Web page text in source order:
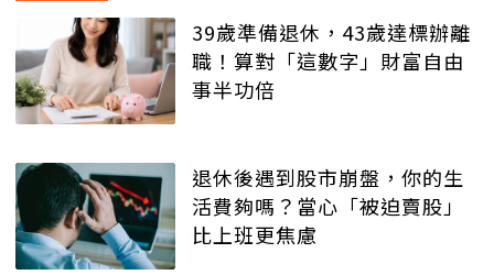
39歲準備退休，43歲達標辦離
職！算對「這數字」財富自由
事半功倍
退休後遇到股市崩盤，你的生
活費夠嗎？當心「被迫賣股」
比上班更焦慮